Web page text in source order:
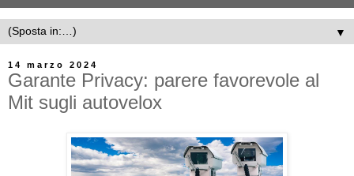
▼
14 marzo 2024
Garante Privacy: parere favorevole al
Mit sugli autovelox